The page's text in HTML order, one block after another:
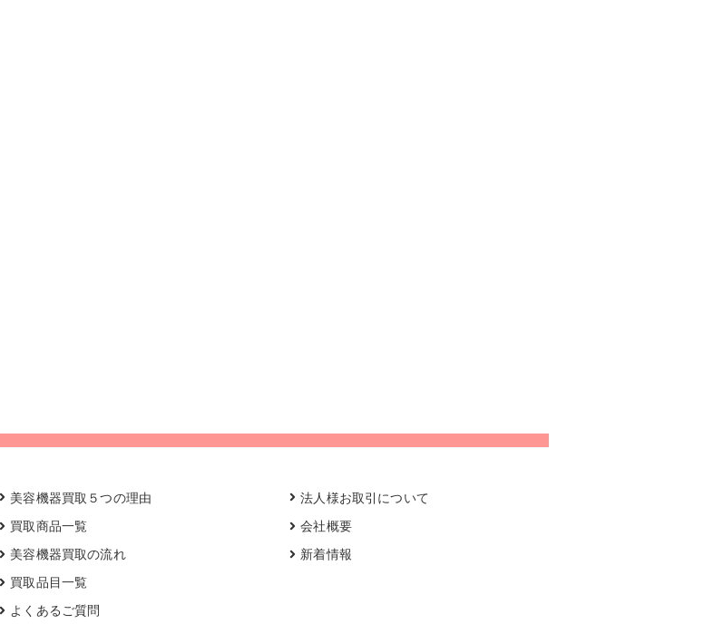
美容機器買取５つの理由
買取商品一覧
美容機器買取の流れ
買取品目一覧
よくあるご質問
法人様お取引について
会社概要
新着情報